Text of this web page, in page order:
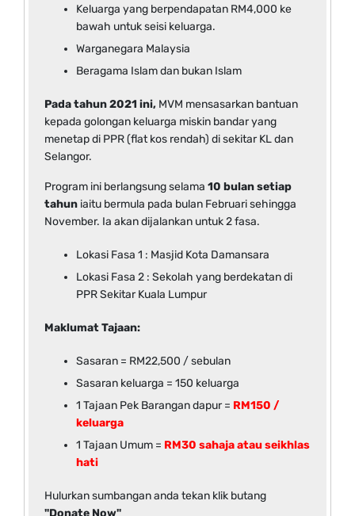
Keluarga yang berpendapatan RM4,000 ke
bawah untuk seisi keluarga.
Warganegara Malaysia
Beragama Islam dan bukan Islam
Pada tahun 2021 ini, MVM mensasarkan bantuan
kepada golongan keluarga miskin bandar yang
menetap di PPR (flat kos rendah) di sekitar KL dan
Selangor.
Program ini berlangsung selama 10 bulan setiap
tahun iaitu bermula pada bulan Februari sehingga
November. Ia akan dijalankan untuk 2 fasa.
Lokasi Fasa 1 : Masjid Kota Damansara
Lokasi Fasa 2 : Sekolah yang berdekatan di
PPR Sekitar Kuala Lumpur
Maklumat Tajaan:
Sasaran = RM22,500 / sebulan
Sasaran keluarga = 150 keluarga
1 Tajaan Pek Barangan dapur = RM150 /
keluarga
1 Tajaan Umum = RM30 sahaja atau seikhlas
hati
Hulurkan sumbangan anda tekan klik butang
"Donate Now"